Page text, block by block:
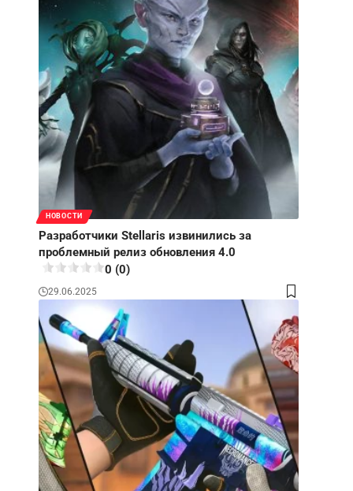
НОВОСТИ
Разработчики Stellaris извинились за
проблемный релиз обновления 4.0
0 (0)
29.06.2025